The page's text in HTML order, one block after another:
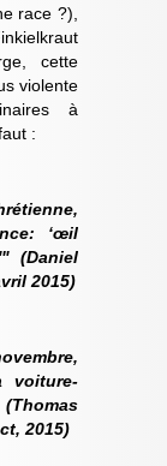
race ?),
cette
violente
à
:
‘œil
(Daniel
2015)
voiture-
2015)